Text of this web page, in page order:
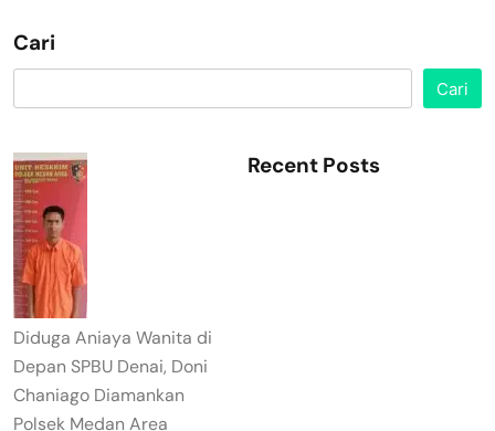
Cari
Cari
Diduga Aniaya Wanita di
Depan SPBU Denai, Doni
Chaniago Diamankan
Polsek Medan Area
Recent Posts